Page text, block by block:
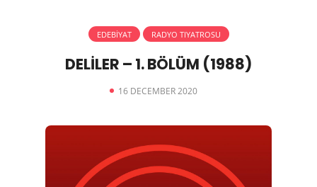
EDEBİYAT RADYO TIYATROSU
DELİLER – 1. BÖLÜM (1988)
16 DECEMBER 2020